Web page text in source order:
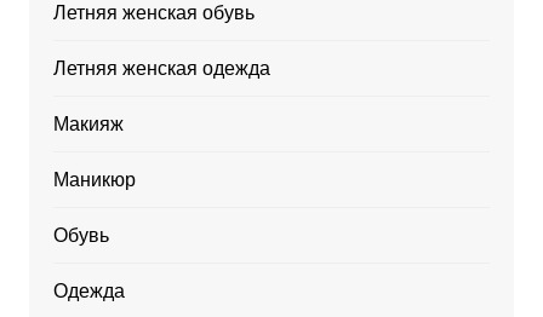
Летняя женская обувь
Летняя женская одежда
Макияж
Маникюр
Обувь
Одежда